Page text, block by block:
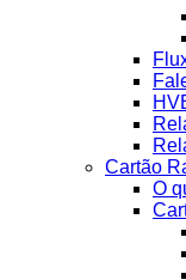
Cartão
O